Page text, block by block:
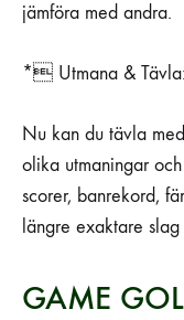
jämföra med andra.
* Utmana & Tävla:
Nu kan du tävla
olika utmaningar
scorer, banrekord,
längre exaktare
GAME